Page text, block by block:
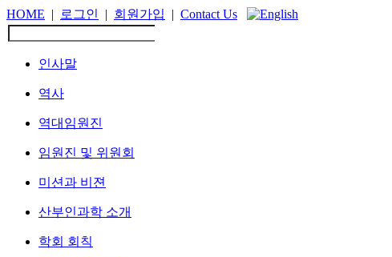
HOME | 로그인 | 회원가입 | Contact Us
인사말
역사
역대임원진
임원진 및 위원회
미션과 비젼
산부인과학 소개
학회 회칙